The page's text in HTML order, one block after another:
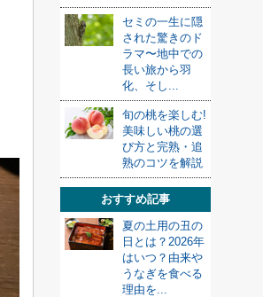
セミの一生に隠
された驚きのド
ラマ〜地中での
長い旅から羽
化、そし...
旬の桃を楽しむ!
美味しい桃の選
び方と完熟・追
熟のコツを解説
おすすめ記事
夏の土用の丑の
日とは？2026年
はいつ？由来や
うなぎを食べる
理由を...